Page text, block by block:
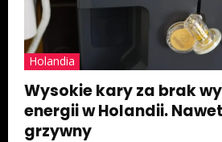
Holandia
Wysokie kary za brak
energii w Holandii.
grzywny